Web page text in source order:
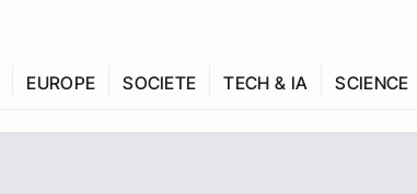
EUROPE SOCIETE TECH & IA SCIENCE